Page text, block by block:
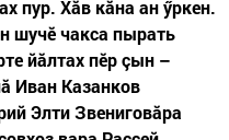
пур. Хăв кăна ан ӳркен.
шучӗ чакса пырать
йăлтах пӗр çын –
Иван Казанков
Элти Звениговăра